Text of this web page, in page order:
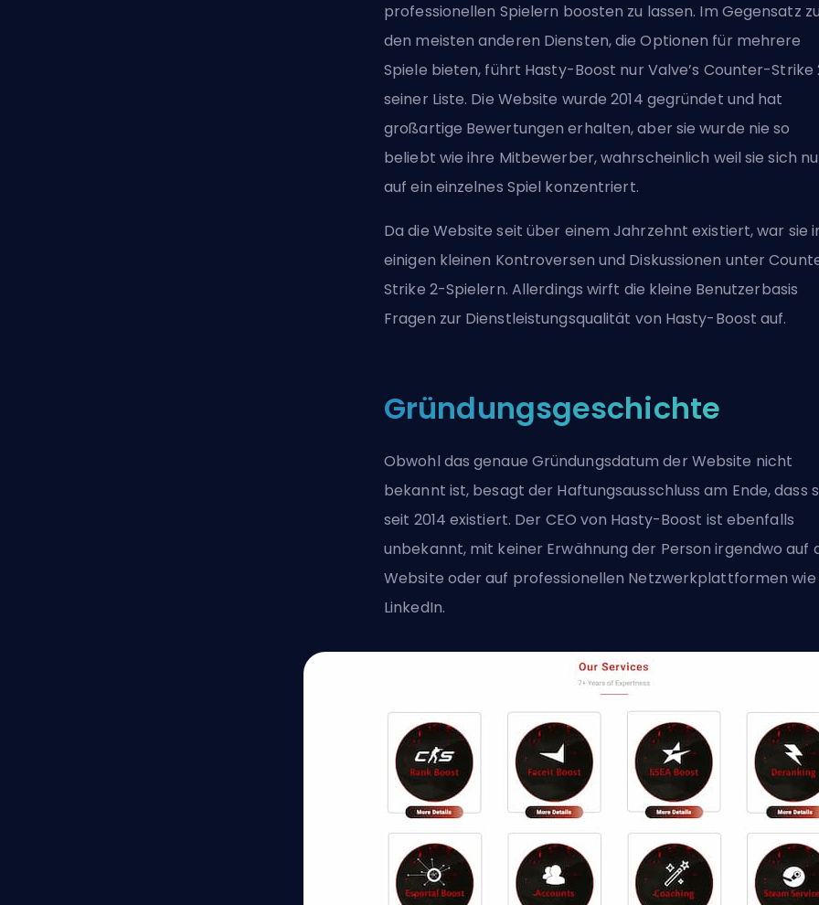
professionellen Spielern boosten zu lassen. Im Gegensatz zu
den meisten anderen Diensten, die Optionen für mehrere
Spiele bieten, führt Hasty-Boost nur Valve’s Counter-Strike
seiner Liste. Die Website wurde 2014 gegründet und hat
großartige Bewertungen erhalten, aber sie wurde nie so
beliebt wie ihre Mitbewerber, wahrscheinlich weil sie sich
auf ein einzelnes Spiel konzentriert.
Da die Website seit über einem Jahrzehnt existiert, war sie
einigen kleinen Kontroversen und Diskussionen unter
Strike 2-Spielern. Allerdings wirft die kleine Benutzerbasis
Fragen zur Dienstleistungsqualität von Hasty-Boost auf.
Gründungsgeschichte
Obwohl das genaue Gründungsdatum der Website nicht
bekannt ist, besagt der Haftungsausschluss am Ende, dass
seit 2014 existiert. Der CEO von Hasty-Boost ist ebenfalls
unbekannt, mit keiner Erwähnung der Person irgendwo auf
Website oder auf professionellen Netzwerkplattformen wie
LinkedIn.